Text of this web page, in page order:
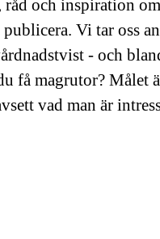
råd och inspiration
Vi tar oss an
- och
få magrutor? Målet
vad man är